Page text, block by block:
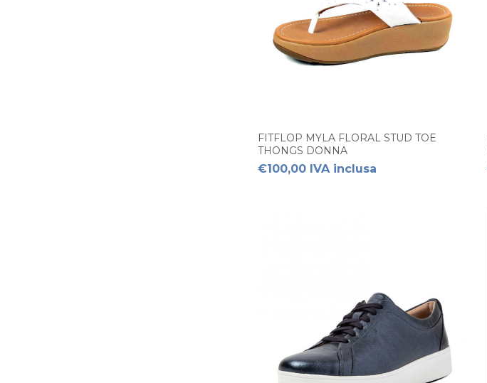
FITFLOP MYLA FLORAL STUD TOE
THONGS DONNA
€100,00 IVA inclusa